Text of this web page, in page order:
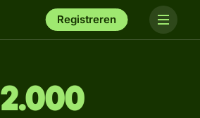
Registreren
2.000